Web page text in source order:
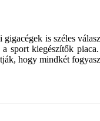
is széles
kiegészítők
hogy mindkét